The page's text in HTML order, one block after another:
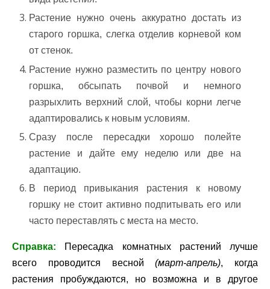
Растение нужно очень аккуратно достать из
старого горшка, слегка отделив корневой ком
от стенок.
Растение нужно разместить по центру нового
горшка, обсыпать почвой и немного
разрыхлить верхний слой, чтобы корни легче
адаптировались к новым условиям.
Сразу после пересадки хорошо полейте
растение и дайте ему неделю или две на
адаптацию.
В период привыкания растения к новому
горшку не стоит активно подпитывать его или
часто переставлять с места на место.
Справка: Пересадка комнатных растений лучше
всего проводится весной(март-апрель), когда
растения пробуждаются, но возможна и в другое